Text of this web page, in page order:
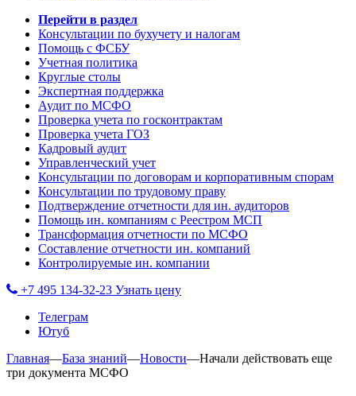
Перейти в раздел
Консультации по бухучету и налогам
Помощь с ФСБУ
Учетная политика
Круглые столы
Экспертная поддержка
Аудит по МСФО
Проверка учета по госконтрактам
Проверка учета ГОЗ
Кадровый аудит
Управленческий учет
Консультации по договорам и корпоративным спорам
Консультации по трудовому праву
Подтверждение отчетности для ин. аудиторов
Помощь ин. компаниям с Реестром МСП
Трансформация отчетности по МСФО
Составление отчетности ин. компаний
Контролируемые ин. компании
+7 495 134-32-23 Узнать цену
Телеграм
Ютуб
Главная—База знаний—Новости—Начали действовать еще
три документа МСФО